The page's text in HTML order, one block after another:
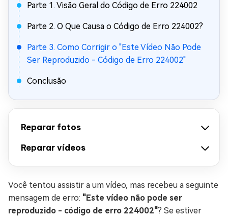
Parte 1. Visão Geral do Código de Erro 224002
Parte 2. O Que Causa o Código de Erro 224002?
Parte 3. Como Corrigir o "Este Vídeo Não Pode
Ser Reproduzido - Código de Erro 224002"
Conclusão
Reparar fotos
Reparar vídeos
Você tentou assistir a um vídeo, mas recebeu a seguinte
mensagem de erro: "Este vídeo não pode ser
reproduzido - código de erro 224002"? Se estiver